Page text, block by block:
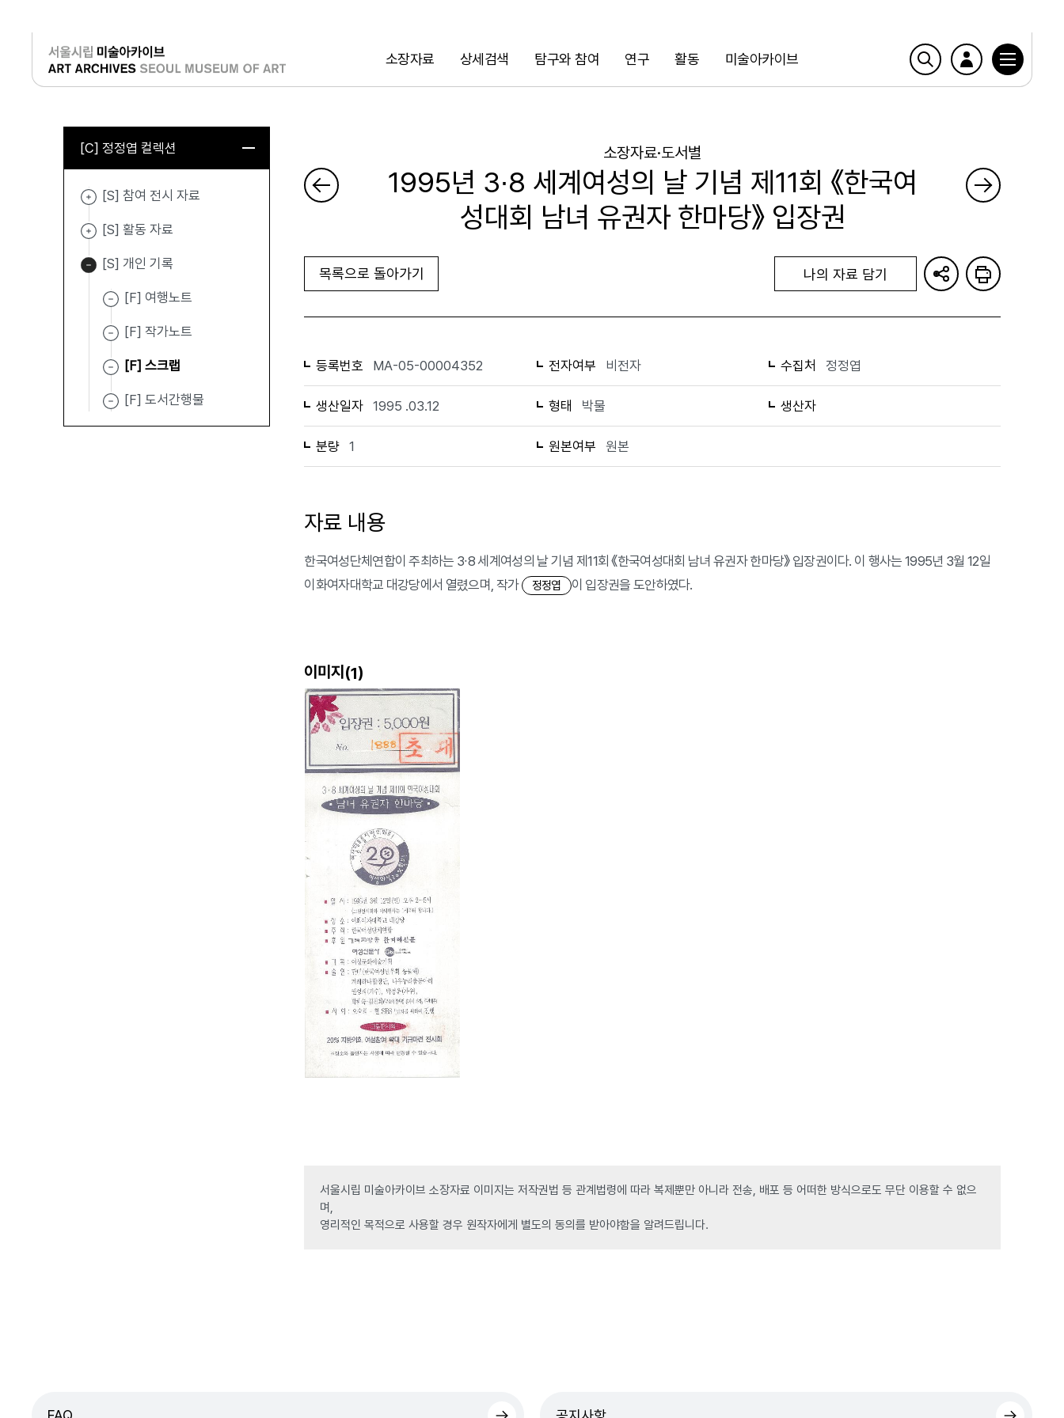
소장자료 상세검색 탐구와 참여 연구 활동 미술아카이브
검색
로그인
[C] 정정엽 컬렉션
[S] 참여 전시 자료
[S] 활동 자료
[S] 개인 기록
[F] 여행노트
[F] 작가노트
[F] 스크랩
[F] 도서간행물
소장자료·도서별
1995년 3∙8 세계여성의 날 기념 제11회 《한국여
성대회 남녀 유권자 한마당》 입장권
목록으로 돌아가기 나의 자료 담기
등록번호 MA-05-00004352 전자여부 비전자 수집처 정정엽
생산일자 1995 .03.12 형태 박물 생산자
분량 1 원본여부 원본
자료 내용
한국여성단체연합이 주최하는 3∙8 세계여성의 날 기념 제11회 《한국여성대회 남녀 유권자 한마당》 입장권이다. 이 행사는 1995년 3월 12일
이화여자대학교 대강당에서 열렸으며, 작가
정정엽 이 입장권을 도안하였다.
이미지(1)
서울시립 미술아카이브 소장자료 이미지는 저작권법 등 관계법령에 따라 복제뿐만 아니라 전송, 배포 등 어떠한 방식으로도 무단 이용할 수 없으
며,
영리적인 목적으로 사용할 경우 원작자에게 별도의 동의를 받아야함을 알려드립니다.